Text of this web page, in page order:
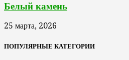
Белый камень
25 марта, 2026
ПОПУЛЯРНЫЕ КАТЕГОРИИ